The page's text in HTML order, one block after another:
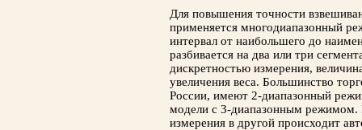
Для повышения точности
применяется многодиапазонный
интервал от наибольшего до
разбивается на два или три
дискретностью измерения,
увеличения веса. Большинство
России, имеют 2-диа­пазонный
модели с 3-диапазонным режимом.
измерения в другой происходит